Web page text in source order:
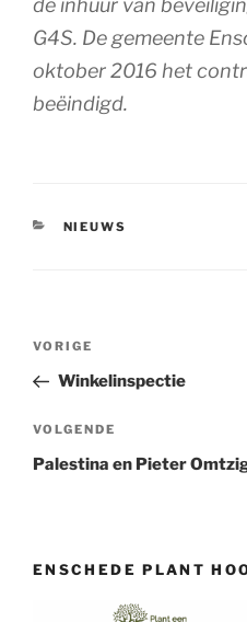
de inhuur van
G4S. De gemeente
oktober 2016 het
beëindigd.
CATEGORIEËN
NIEUWS
Bericht
Vorig
bericht
VORIGE
Winkelinspectie
Volgend
bericht
VOLGENDE
Palestina en Pieter
ENSCHEDE PLANT